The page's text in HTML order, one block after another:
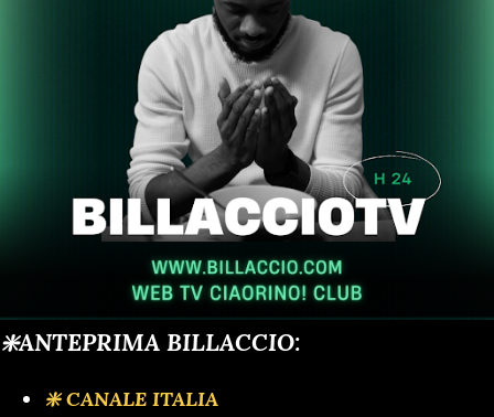
❇️ANTEPRIMA BILLACCIO:
❇️ CANALE ITALIA